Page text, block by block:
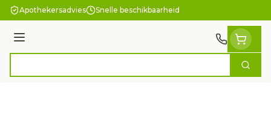
Ga naar de inhoud
Apothekersadvies Snelle beschikbaarheid
Menu
Zoek